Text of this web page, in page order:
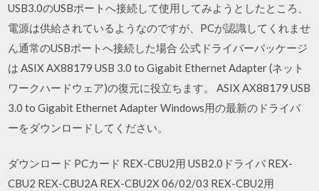
USB3.0のUSBポートへ接続して使用してみようとしたところ、
電源は供給されているようなのですが、PCが認識してくれませ
ん通常のUSBポートへ接続した場合 公式ドライバーパッケージ
は ASIX AX88179 USB 3.0 to Gigabit Ethernet Adapter (ネット
ワークハードウェア)の復元に役立ちます。 ASIX AX88179 USB
3.0 to Gigabit Ethernet Adapter Windows用の最新のドライバ
ーをダウンロードしてください。
ダウンロード PCカード REX-CBU2用 USB2.0ドライバ REX-
CBU2 REX-CBU2A REX-CBU2X 06/02/03 REX-CBU2用